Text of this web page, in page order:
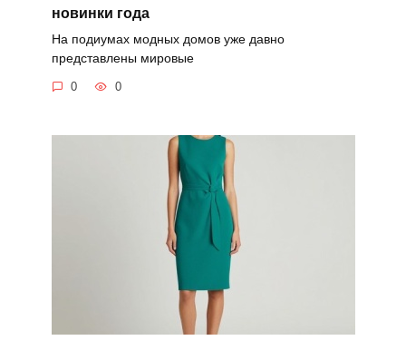
новинки года
На подиумах модных домов уже давно
представлены мировые
0 0